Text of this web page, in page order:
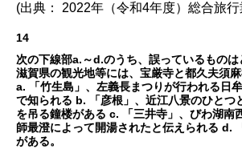
(出典： 2022年（令和4年度）総合旅行
14
次の下線部a.～d.のうち、誤っているものは
滋賀県の観光地等には、宝厳寺と都久夫須
a. 「竹生島」、左義長まつりが行われる日
で知られる b. 「彦根」、近江八景のひとつ
を吊る鐘楼がある c. 「三井寺」、びわ湖南
師最澄によって開湯されたと伝えられる d.
がある。